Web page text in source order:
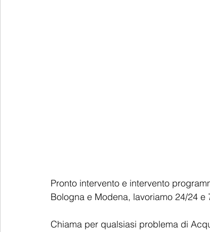
Pronto intervento e intervento
Bologna e Modena, lavoriamo 24/24 e
Chiama per qualsiasi problema di